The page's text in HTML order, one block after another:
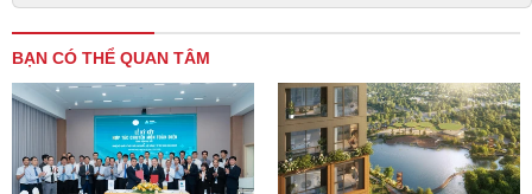
BẠN CÓ THỂ QUAN TÂM